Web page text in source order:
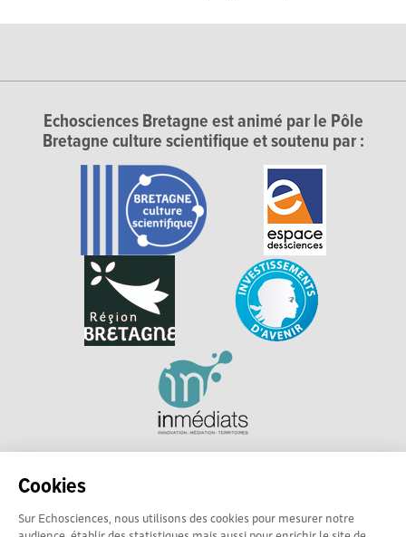
Cookies
Sur Echosciences, nous utilisons des cookies pour mesurer notre
Echosciences Bretagne est animé par le Pôle
Bretagne culture scientifique et soutenu par :
Explorer, s’exprimer, rentrer en contact : Echosciences
Bretagne est le réseau social des amateurs et passionnés de
sciences et de technologies en Bretagne.